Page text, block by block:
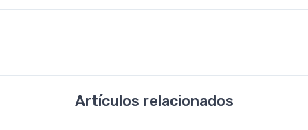
Artículos relacionados